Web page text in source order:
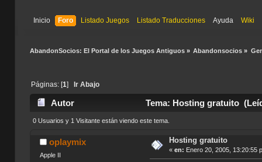
Inicio Foro Listado Juegos Listado Traducciones Ayuda Wiki
AbandonSocios: El Portal de los Juegos Antiguos» Abandonsocios »
Páginas: [1] Ir Abajo
Autor Tema: Hosting gratuito
0 Usuarios y 1 Visitante están viendo este tema.
oplaymix
Apple II
Hosting gratuito
« en: Enero 20, 2005, 13:20:55